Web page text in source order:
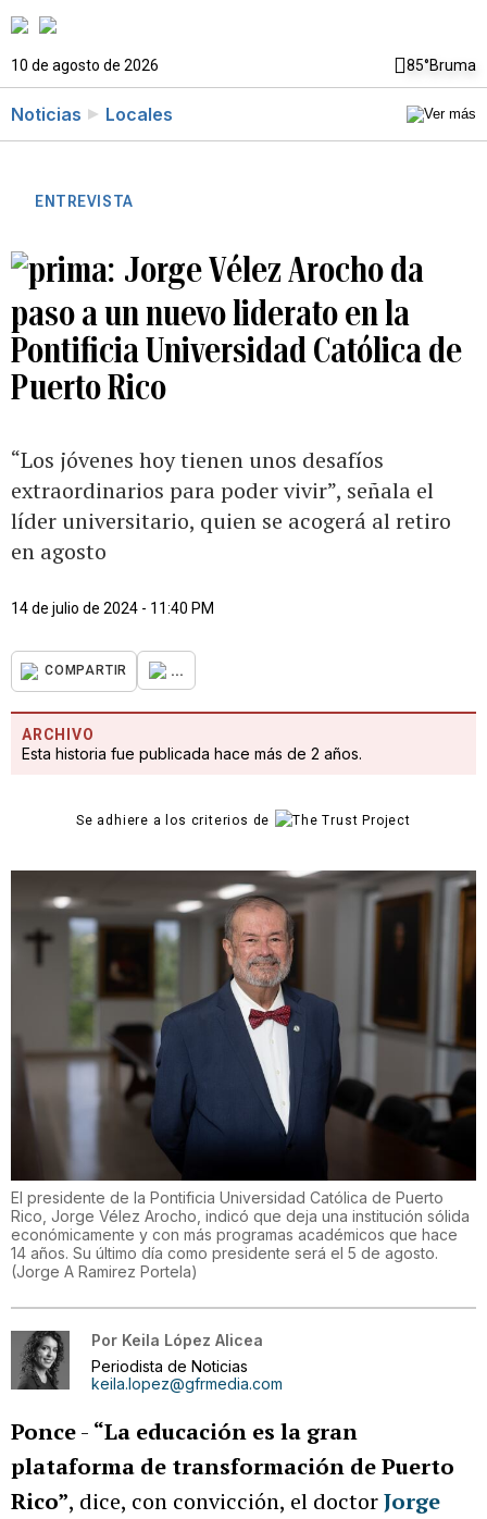
10 de agosto de 2026 85°Bruma
Noticias Locales
ENTREVISTA
Jorge Vélez Arocho da
paso a un nuevo liderato en la
Pontificia Universidad Católica de
Puerto Rico
“Los jóvenes hoy tienen unos desafíos
extraordinarios para poder vivir”, señala el
líder universitario, quien se acogerá al retiro
en agosto
14 de julio de 2024 - 11:40 PM
COMPARTIR ...
ARCHIVO
Esta historia fue publicada hace más de 2 años.
Se adhiere a los criterios de
El presidente de la Pontificia Universidad Católica de Puerto
Rico, Jorge Vélez Arocho, indicó que deja una institución sólida
económicamente y con más programas académicos que hace
14 años. Su último día como presidente será el 5 de agosto.
(Jorge A Ramirez Portela)
Por Keila López Alicea
Periodista de Noticias
keila.lopez@gfrmedia.com
Ponce- “La educación es la gran
plataforma de transformación de Puerto
Rico”, dice, con convicción, el doctorJorge